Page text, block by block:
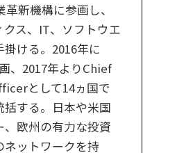
新機構に参画し、
クス、IT、ソフトウエ
ける。2016年に
、2017年よりChief
として14ヵ国で
括する。日本や米国
、欧州の有力な投資
ネットワークを持